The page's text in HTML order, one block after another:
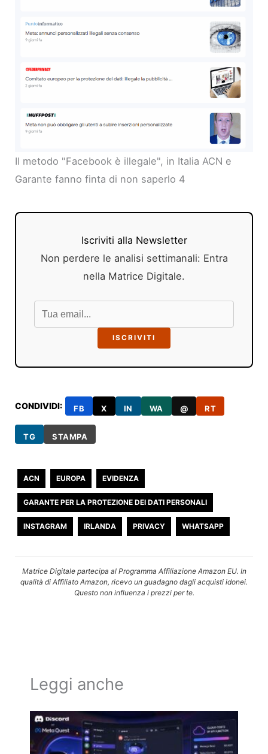
Il metodo "Facebook è illegale", in Italia ACN e
Garante fanno finta di non saperlo 4
Iscriviti alla Newsletter
Non perdere le analisi settimanali: Entra
nella Matrice Digitale.
ISCRIVITI
CONDIVIDI: FB X IN WA @ RT
TG STAMPA
ACN EUROPA EVIDENZA
GARANTE PER LA PROTEZIONE DEI DATI PERSONALI
INSTAGRAM IRLANDA PRIVACY WHATSAPP
Matrice Digitale partecipa al Programma Affiliazione Amazon EU. In
qualità di Affiliato Amazon, ricevo un guadagno dagli acquisti idonei.
Questo non influenza i prezzi per te.
Leggi anche